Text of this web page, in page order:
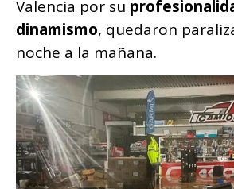
Valencia por su
dinamismo, quedaron
noche a la mañana.